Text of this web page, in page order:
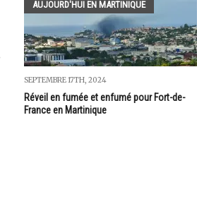
AUJOURD'HUI EN MARTINIQUE
SEPTEMBRE 17TH, 2024
Réveil en fumée et enfumé pour Fort-de-
France en Martinique